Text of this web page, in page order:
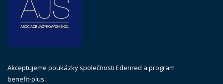
Akceptujeme poukázky společnosti Edenred a program
benefit-plus.